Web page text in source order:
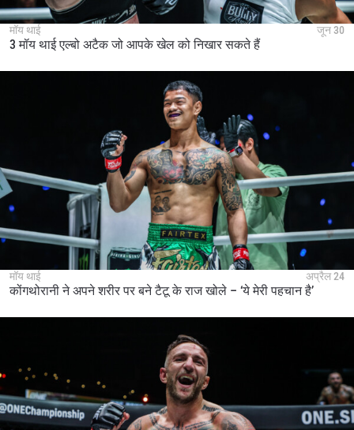
मॉय थाई जून 30
3 मॉय थाई एल्बो अटैक जो आपके खेल को निखार सकते हैं
मॉय थाई अप्रैल 24
कोंगथोरानी ने अपने शरीर पर बने टैटू के राज खोले – ‘ये मेरी पहचान है’